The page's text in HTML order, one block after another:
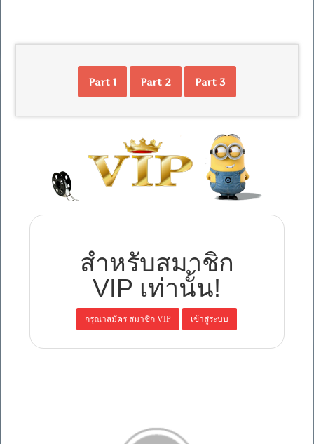
Part 1 Part 2 Part 3
สำหรับสมาชิก
VIP เท่านั้น!